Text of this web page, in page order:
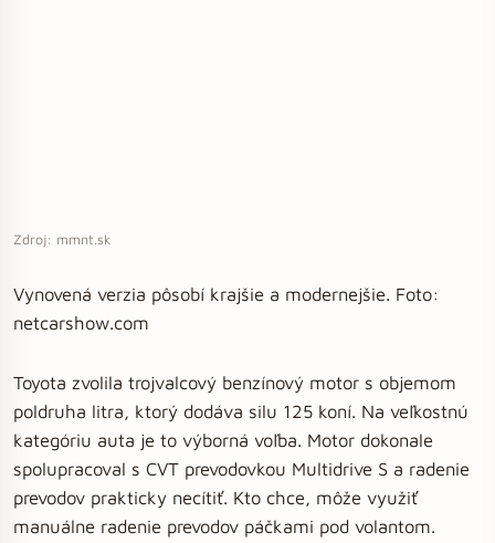
Zdroj: mmnt.sk
Vynovená verzia pôsobí krajšie a modernejšie. Foto:
netcarshow.com
Toyota zvolila trojvalcový benzínový motor s objemom
poldruha litra, ktorý dodáva silu 125 koní. Na veľkostnú
kategóriu auta je to výborná voľba. Motor dokonale
spolupracoval s CVT prevodovkou Multidrive S a radenie
prevodov prakticky necítiť. Kto chce, môže využiť
manuálne radenie prevodov páčkami pod volantom.